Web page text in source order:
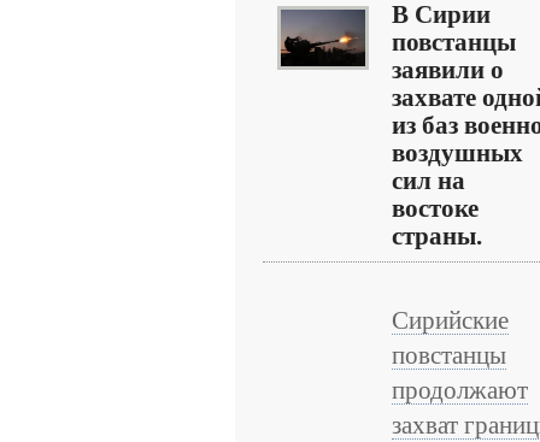
В Сирии
повстанцы
заявили о
захвате
из баз
воздушных
сил на
востоке
страны.
Сирийские
повстанцы
продолжают
захват